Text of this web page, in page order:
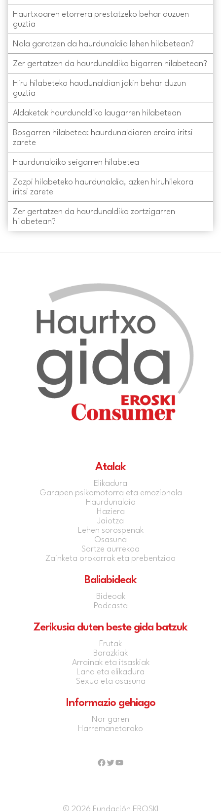
Haurtxoaren etorrera prestatzeko behar duzuen
guztia
Nola garatzen da haurdunaldia lehen hilabetean?
Zer gertatzen da haurdunaldiko bigarren hilabetean?
Hiru hilabeteko haudunaldian jakin behar duzun
guztia
Aldaketak haurdunaldiko laugarren hilabetean
Bosgarren hilabetea: haurdunaldiaren erdira iritsi
zarete
Haurdunaldiko seigarren hilabetea
Zazpi hilabeteko haurdunaldia, azken hiruhilekora
iritsi zarete
Zer gertatzen da haurdunaldiko zortzigarren
hilabetean?
Atalak
Elikadura
Garapen psikomotorra eta emozionala
Haurdunaldia
Haziera
Jaiotza
Lehen sorospenak
Osasuna
Sortze aurrekoa
Zainketa orokorrak eta prebentzioa
Baliabideak
Bideoak
Podcasta
Zerikusia duten beste gida batzuk
Frutak
Barazkiak
Arrainak eta itsaskiak
Lana eta elikadura
Sexua eta osasuna
Informazio gehiago
Nor garen
Harremanetarako
Facebook
Twitter
YouTube
© 2026 Fundación EROSKI